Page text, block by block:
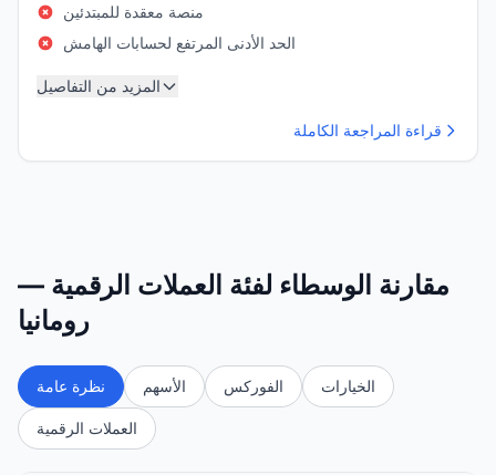
منصة معقدة للمبتدئين
الحد الأدنى المرتفع لحسابات الهامش
المزيد من التفاصيل
قراءة المراجعة الكاملة
مقارنة الوسطاء لفئة العملات الرقمية —
رومانيا
نظرة عامة الأسهم الفوركس الخيارات
العملات الرقمية